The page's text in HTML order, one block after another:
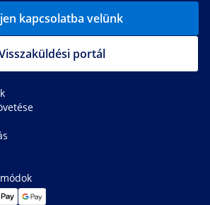
kapcsolatba velünk
portál